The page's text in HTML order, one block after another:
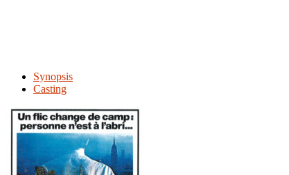
Synopsis
Casting